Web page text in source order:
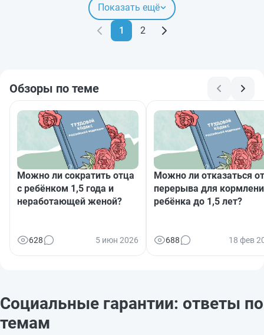
Показать ещё
1 2
Обзоры по теме
Можно ли сократить отца
с ребёнком 1,5 года и
неработающей женой?
628 5 июн 2026
Можно ли отказаться от
перерыва для
ребёнка до 1,5 лет?
688 18 фев
Социальные гарантии: ответы по
темам